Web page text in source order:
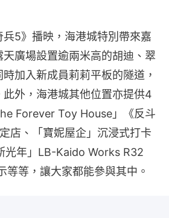
5》播映，海港城特別帶來嘉
廣場設置逾兩米高的胡迪、翠
加入新成員莉莉平板的隧道，
外，海港城其他位置亦提供4
Forever Toy House」《反斗
店、「寶妮屋企」沉浸式打卡
光年」LB-Kaido Works R32
等等，讓大家都能參與其中。